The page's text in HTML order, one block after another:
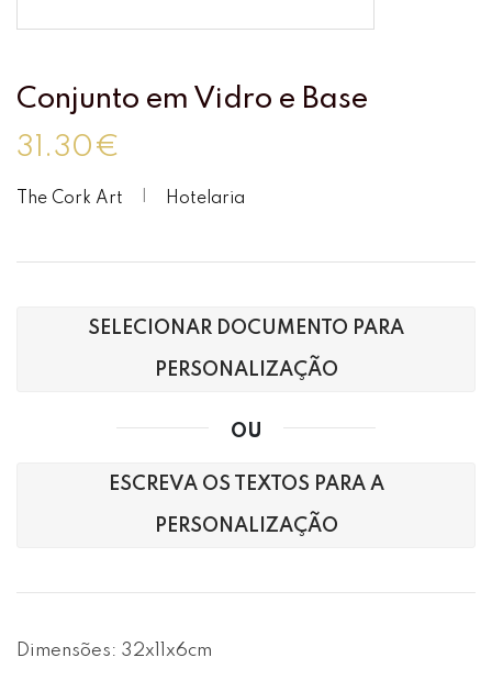
Conjunto em Vidro e Base
31.30€
The Cork Art Hotelaria
SELECIONAR DOCUMENTO PARA
PERSONALIZAÇÃO
OU
ESCREVA OS TEXTOS PARA A
PERSONALIZAÇÃO
Dimensões: 32x11x6cm